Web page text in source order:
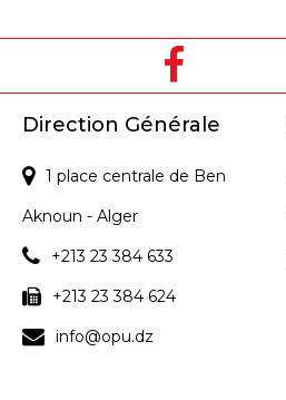
Direction Générale
1 place centrale de Ben
Aknoun - Alger
+213 23 384 633
+213 23 384 624
info@opu.dz